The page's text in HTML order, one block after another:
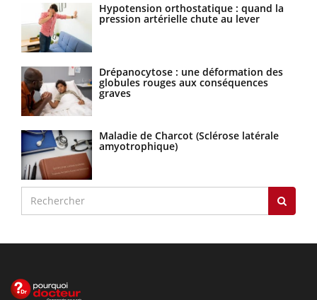
Hypotension orthostatique : quand la
pression artérielle chute au lever
Drépanocytose : une déformation des
globules rouges aux conséquences
graves
Maladie de Charcot (Sclérose latérale
amyotrophique)